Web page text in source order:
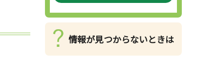
情報が見つからないときは